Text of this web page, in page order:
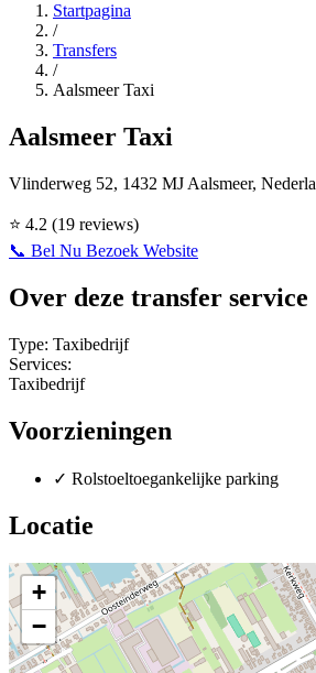
Startpagina
/
Transfers
/
Aalsmeer Taxi
Aalsmeer Taxi
Vlinderweg 52, 1432 MJ Aalsmeer,
⭐ 4.2 (19 reviews)
📞 Bel Nu Bezoek Website
Over deze transfer service
Type: Taxibedrijf
Services:
Taxibedrijf
Voorzieningen
✓ Rolstoeltoegankelijke parking
Locatie
+
−